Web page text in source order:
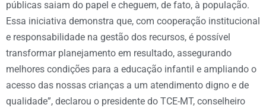
públicas saiam do papel e cheguem, de fato, à população.
Essa iniciativa demonstra que, com cooperação institucional
e responsabilidade na gestão dos recursos, é possível
transformar planejamento em resultado, assegurando
melhores condições para a educação infantil e ampliando o
acesso das nossas crianças a um atendimento digno e de
qualidade”, declarou o presidente do TCE-MT, conselheiro